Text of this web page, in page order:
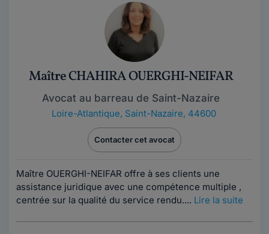
Maître CHAHIRA OUERGHI-NEIFAR
Avocat au barreau de Saint-Nazaire
Loire-Atlantique, Saint-Nazaire, 44600
Contacter cet avocat
Maître OUERGHI-NEIFAR offre à ses clients une
assistance juridique avec une compétence multiple ,
centrée sur la qualité du service rendu.... Lire la suite